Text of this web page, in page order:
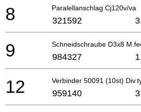
Paralellanschlag Cj120v/va
8 321592
Schneidschraube D3x8
9 984327
Verbinder 50091 (10st)
12 959140